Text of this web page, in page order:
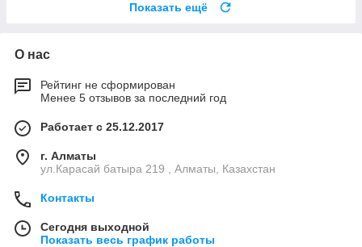
Показать ещё
О нас
Рейтинг не сформирован
Менее 5 отзывов за последний год
Работает с 25.12.2017
г. Алматы
ул.Карасай батыра 219 , Алматы, Казахстан
Контакты
Сегодня выходной
Показать весь график работы